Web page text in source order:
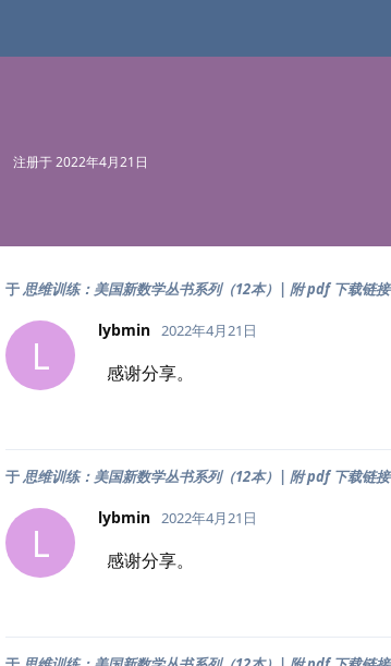
注册于2022年4月21日
于思维训练：美国新数学丛书系列（12本）| 附 pdf 下载链接
L
lybmin 2022年4月21日
感谢分享。
于思维训练：美国新数学丛书系列（12本）| 附 pdf 下载链接
L
lybmin 2022年4月21日
感谢分享。